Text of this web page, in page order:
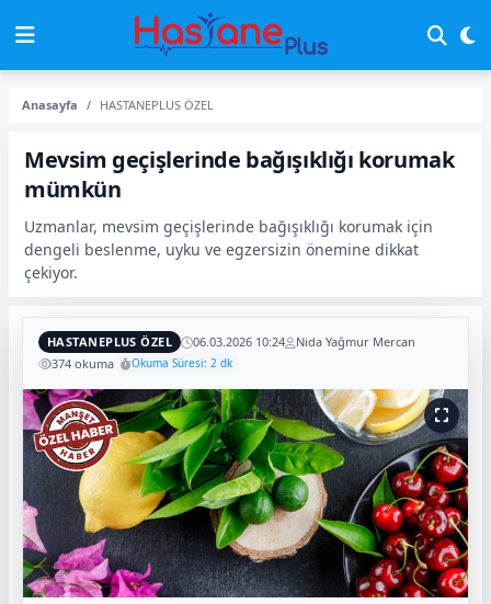
Anasayfa HASTANEPLUS ÖZEL
Mevsim geçişlerinde bağışıklığı korumak
mümkün
Uzmanlar, mevsim geçişlerinde bağışıklığı korumak için
dengeli beslenme, uyku ve egzersizin önemine dikkat
çekiyor.
HASTANEPLUS ÖZEL 06.03.2026 10:24
Nida Yağmur Mercan
374 okuma
Okuma Süresi: 2 dk